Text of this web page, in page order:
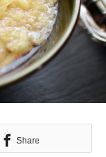
Share